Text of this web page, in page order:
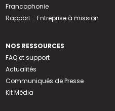
Francophonie
Rapport - Entreprise à mission
NOS RESSOURCES
FAQ et support
Actualités
Communiqués de Presse
Kit Média